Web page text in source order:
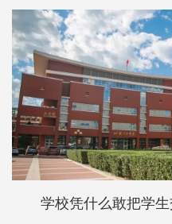
学校凭什么敢把学生